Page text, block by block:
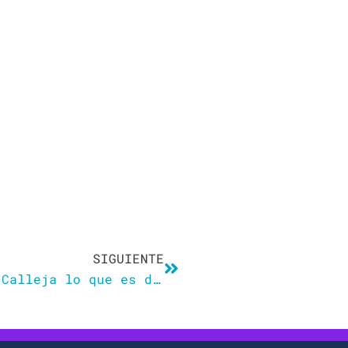
SIGUIENTE
Unas señoras le enseñan a Jesús Calleja lo que es dormir ‘empiernado’: «Es la era moderna, ahora se lleva muchísimo»